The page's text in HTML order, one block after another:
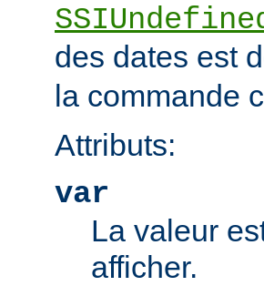
des dates est
la commande
Attributs:
var
La valeur
afficher.